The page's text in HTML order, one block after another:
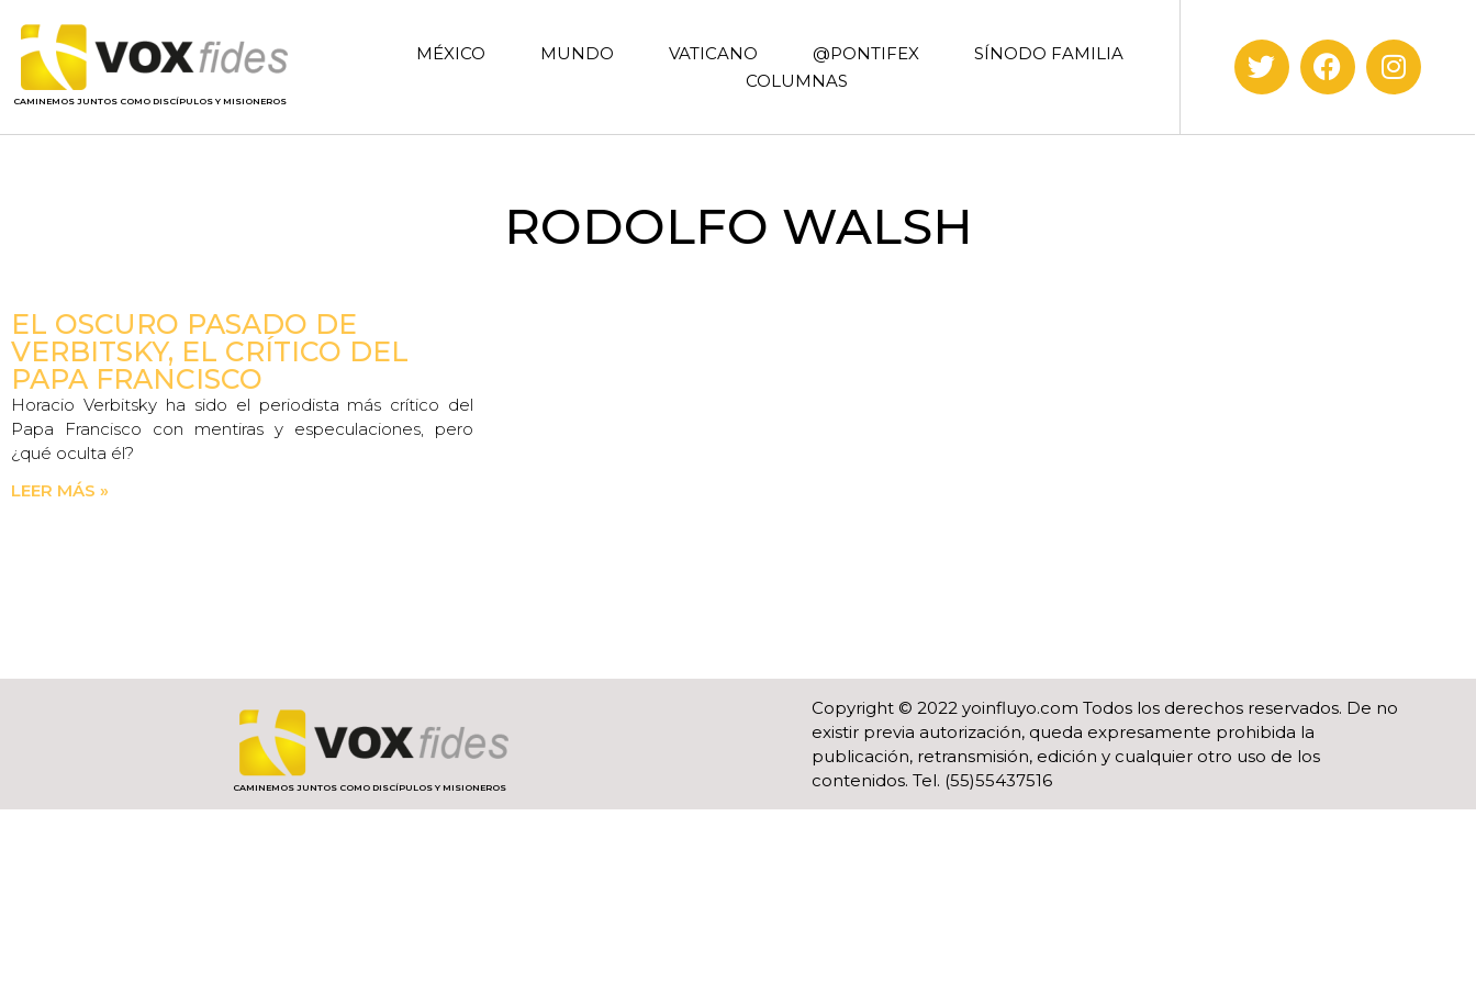
CAMINEMOS JUNTOS COMO DISCÍPULOS Y MISIONEROS
MÉXICO MUNDO VATICANO @PONTIFEX
SÍNODO FAMILIA
COLUMNAS
RODOLFO WALSH
EL OSCURO PASADO DE
VERBITSKY, EL CRÍTICO DEL
PAPA FRANCISCO
Horacio Verbitsky ha sido el periodista más crítico del
Papa Francisco con mentiras y especulaciones, pero
¿qué oculta él?
LEER MÁS »
CAMINEMOS JUNTOS COMO DISCÍPULOS Y MISIONEROS
Copyright © 2022 yoinfluyo.com Todos los derechos reservados. De no
existir previa autorización, queda expresamente prohibida la
publicación, retransmisión, edición y cualquier otro uso de los
contenidos. Tel. (55)55437516